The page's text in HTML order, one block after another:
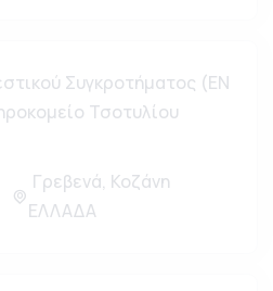
Συγκροτήματος (ΕΝ
Τσοτυλίου
Γρεβενά, Κοζάνη
ΕΛΛΑΔΑ